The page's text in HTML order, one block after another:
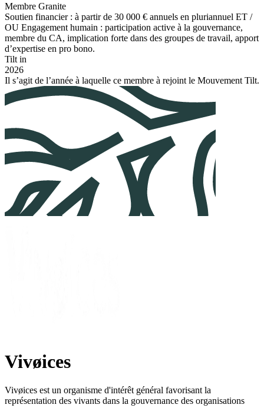
Membre Granite
Soutien financier : à partir de 30 000 € annuels en pluriannuel ET /
OU Engagement humain : participation active à la gouvernance,
membre du CA, implication forte dans des groupes de travail, apport
d’expertise en pro bono.
Tilt in
2026
Il s’agit de l’année à laquelle ce membre à rejoint le Mouvement Tilt.
Vivøices
Vivøices est un organisme d'intérêt général favorisant la
représentation des vivants dans la gouvernance des organisations